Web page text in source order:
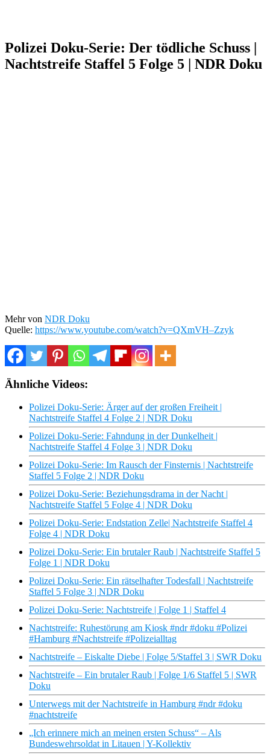
Polizei Doku-Serie: Der tödliche Schuss |
Nachtstreife Staffel 5 Folge 5 | NDR Doku
Mehr von NDR Doku
Quelle: https://www.youtube.com/watch?v=QXmVH–Zzyk
Ähnliche Videos:
Polizei Doku-Serie: Ärger auf der großen Freiheit |
Nachtstreife Staffel 4 Folge 2 | NDR Doku
Polizei Doku-Serie: Fahndung in der Dunkelheit |
Nachtstreife Staffel 4 Folge 3 | NDR Doku
Polizei Doku-Serie: Im Rausch der Finsternis | Nachtstreife
Staffel 5 Folge 2 | NDR Doku
Polizei Doku-Serie: Beziehungsdrama in der Nacht |
Nachtstreife Staffel 5 Folge 4 | NDR Doku
Polizei Doku-Serie: Endstation Zelle| Nachtstreife Staffel 4
Folge 4 | NDR Doku
Polizei Doku-Serie: Ein brutaler Raub | Nachtstreife Staffel 5
Folge 1 | NDR Doku
Polizei Doku-Serie: Ein rätselhafter Todesfall | Nachtstreife
Staffel 5 Folge 3 | NDR Doku
Polizei Doku-Serie: Nachtstreife | Folge 1 | Staffel 4
Nachtstreife: Ruhestörung am Kiosk #ndr #doku #Polizei
#Hamburg #Nachtstreife #Polizeialltag
Nachtstreife – Eiskalte Diebe | Folge 5/Staffel 3 | SWR Doku
Nachtstreife – Ein brutaler Raub | Folge 1/6 Staffel 5 | SWR
Doku
Unterwegs mit der Nachtstreife in Hamburg #ndr #doku
#nachtstreife
„Ich erinnere mich an meinen ersten Schuss“ – Als
Bundeswehrsoldat in Litauen | Y-Kollektiv